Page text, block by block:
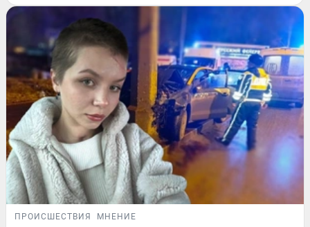
ПРОИСШЕСТВИЯ МНЕНИЕ